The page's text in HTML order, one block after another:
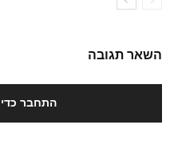
השאר תגובה
התחבר